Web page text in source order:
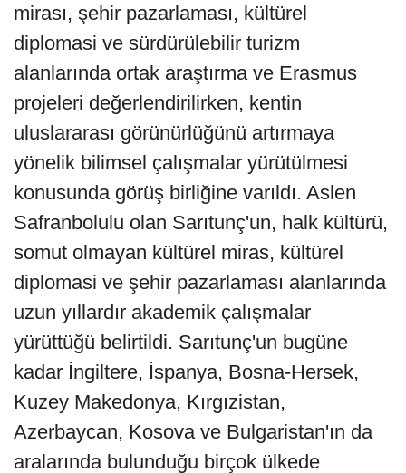
mirası, şehir pazarlaması, kültürel
diplomasi ve sürdürülebilir turizm
alanlarında ortak araştırma ve Erasmus
projeleri değerlendirilirken, kentin
uluslararası görünürlüğünü artırmaya
yönelik bilimsel çalışmalar yürütülmesi
konusunda görüş birliğine varıldı. Aslen
Safranbolulu olan Sarıtunç'un, halk kültürü,
somut olmayan kültürel miras, kültürel
diplomasi ve şehir pazarlaması alanlarında
uzun yıllardır akademik çalışmalar
yürüttüğü belirtildi. Sarıtunç'un bugüne
kadar İngiltere, İspanya, Bosna-Hersek,
Kuzey Makedonya, Kırgızistan,
Azerbaycan, Kosova ve Bulgaristan'ın da
aralarında bulunduğu birçok ülkede